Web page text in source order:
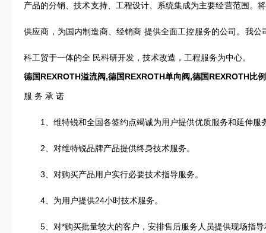
产品的分销、技术支持、工程设计、系统集成为主要经营范围。
供应商，为国内制造商、经销商 提供全面工控服务的公司。我
科工贸于一体的全 民科研开发，技术改造，工程服务为中心。
德国REXROTH溢流阀,德国REXROTH单向阀,德国REXROTH比
服 务 承 诺
1、维特锐和全国各签约点竭诚为用户提供优质服务和延伸服
2、对维特锐品牌产品提供终身技术服务。
3、对购买产品用户实行必要技术指导服务。
4、为用户提供24小时技术服务。
5、对*购买批量较大的客户，安排售后服务人员提供现场指导